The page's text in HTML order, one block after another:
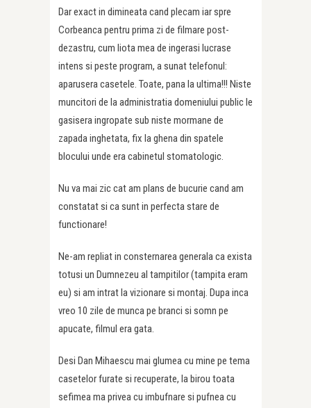
Dar exact in dimineata cand plecam iar spre
Corbeanca pentru prima zi de filmare post-
dezastru, cum liota mea de ingerasi lucrase
intens si peste program, a sunat telefonul:
aparusera casetele. Toate, pana la ultima!!! Niste
muncitori de la administratia domeniului public le
gasisera ingropate sub niste mormane de
zapada inghetata, fix la ghena din spatele
blocului unde era cabinetul stomatologic.
Nu va mai zic cat am plans de bucurie cand am
constatat si ca sunt in perfecta stare de
functionare!
Ne-am repliat in consternarea generala ca exista
totusi un Dumnezeu al tampitilor (tampita eram
eu) si am intrat la vizionare si montaj. Dupa inca
vreo 10 zile de munca pe branci si somn pe
apucate, filmul era gata.
Desi Dan Mihaescu mai glumea cu mine pe tema
casetelor furate si recuperate, la birou toata
sefimea ma privea cu imbufnare si pufnea cu